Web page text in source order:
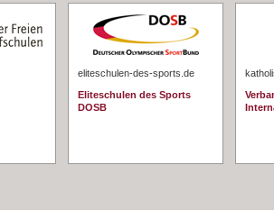
eliteschulen-des-sports.de
Eliteschulen des Sports
DOSB